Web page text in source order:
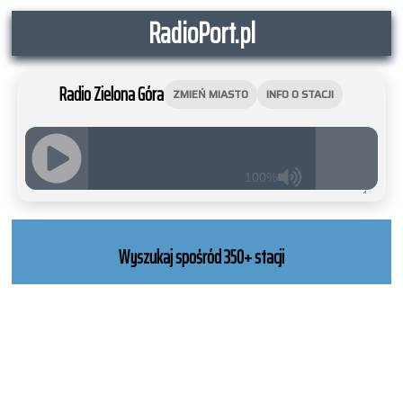
RadioPort.pl
Radio Zielona Góra ZMIEŃ MIASTO INFO O STACJI
100%
RADIO
WORDPRESS
Wyszukaj spośród 350+ stacji